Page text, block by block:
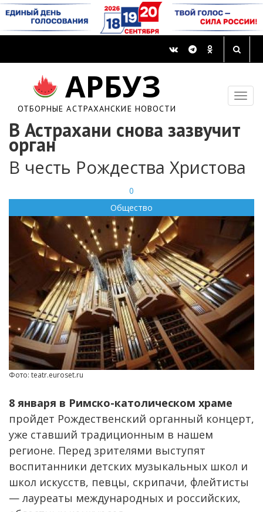
АРБУЗ
ОТБОРНЫЕ АСТРАХАНСКИЕ НОВОСТИ
В Астрахани снова зазвучит
орган
В честь Рождества Христова
0
Общество
Фото: teatr.euroset.ru
8 января в Римско-католическом храме
пройдет Рождественский органный концерт,
уже ставший традиционным в нашем
регионе. Перед зрителями выступят
воспитанники детских музыкальных школ и
школ искусств, певцы, скрипачи, флейтисты
— лауреаты международных и российских,